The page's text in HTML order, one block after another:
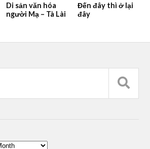
Di sản văn hóa
người Mạ – Tà Lài
Đến đây thì ở lại
đây